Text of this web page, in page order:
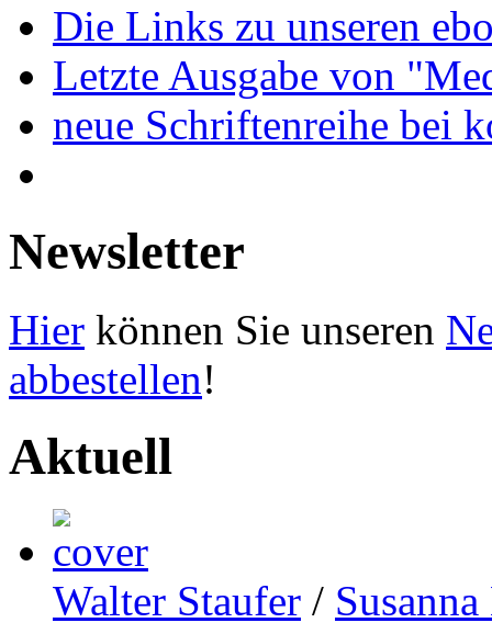
Die Links zu unseren
Letzte Ausgabe von
neue Schriftenreihe bei
Newsletter
Hier können Sie unseren
abbestellen!
Aktuell
Walter Staufer /